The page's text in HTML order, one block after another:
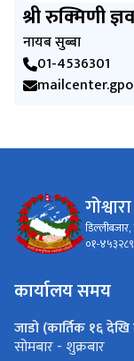
श्री रुक्मिणी
नायब सुब्बा
01-4536301
०१-
कार्यालय समय
जाडो (कार्तिक १६
सोमबार - शुक्रबार